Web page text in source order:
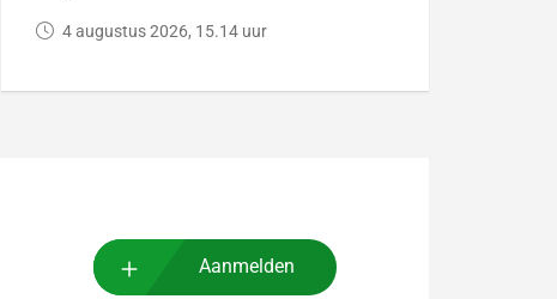
4 augustus 2026, 15.14 uur
Aanmelden